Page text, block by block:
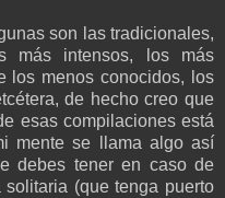
son las tradicionales,
más intensos, los más
los menos conocidos, los
de hecho creo que
esas compilaciones está
mente se llama algo así
debes tener en caso de
(que tenga puerto